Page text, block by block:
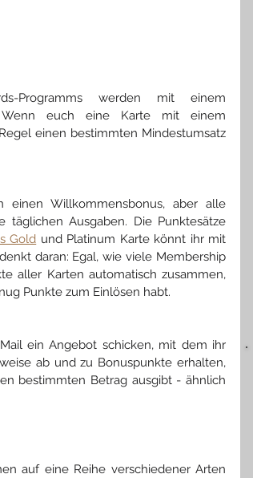
Programms werden mit einem
Wenn euch eine Karte mit einem
einen bestimmten Mindestumsatz
einen Willkommensbonus, aber alle
Ausgaben. Die Punktesätze
Gold und Platinum Karte könnt ihr mit
daran: Egal, wie viele Membership
aller Karten automatisch zusammen,
Punkte zum Einlösen habt.
ein Angebot schicken, mit dem ihr
ab und zu Bonuspunkte erhalten,
bestimmten Betrag ausgibt - ähnlich
auf eine Reihe verschiedener Arten